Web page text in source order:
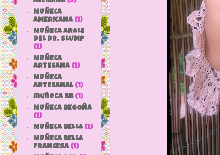
MUÑECA
AMERICANA (1)
MUÑECA ARALE
DEL DR. SLUMP
(1)
MUÑECA
ARTESANA (1)
MUÑECA
ARTESANAL (1)
muñeca bb (1)
MUÑECA BEGOÑA
(1)
MUÑECA BELLA (1)
MUÑECA BELLA
FRANCESA (1)